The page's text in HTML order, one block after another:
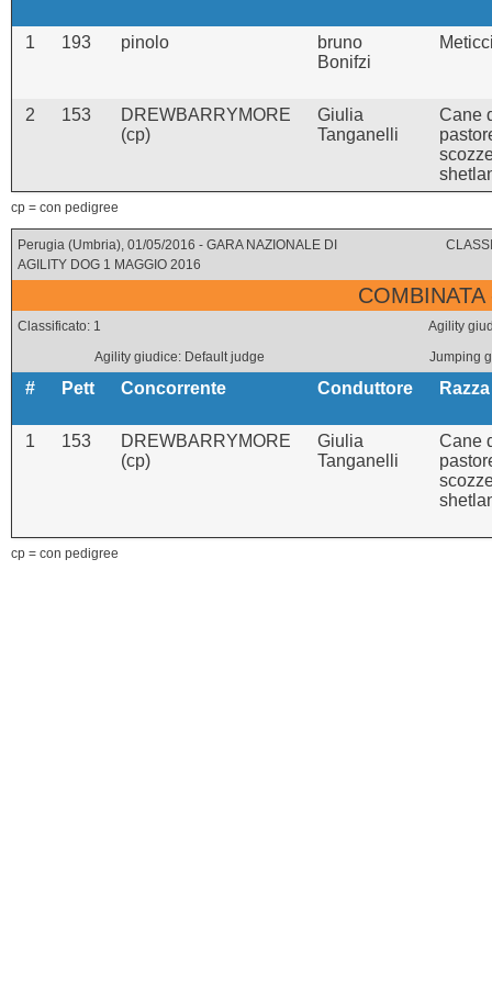
1 193 pinolo
bruno
Bonifzi
2 153
DREWBARRYMORE
(cp)
Giulia
Tanganelli
Cane
cp = con pedigree
Perugia (Umbria), 01/05/2016 - GARA NAZIONALE DI
AGILITY DOG 1 MAGGIO 2016
Classificato: 1
Agility
Agility giudice: Default judge
Jumping
# Pett Concorrente Conduttore Razza
1 153
DREWBARRYMORE
(cp)
Giulia
Tanganelli
Cane
cp = con pedigree